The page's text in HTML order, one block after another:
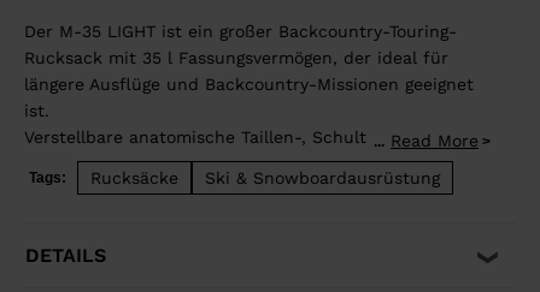
Der M-35 LIGHT ist ein großer Backcountry-Touring-
Rucksack mit 35 l Fassungsvermögen, der ideal für
längere Ausflüge und Backcountry-Missionen geeignet
ist.
Verstellbare anatomische Taillen-, Schulter- und
Brustgurte sowie Rückenverstärkungen aus
Schaumstoff sorgen für eine komfortable, gute
... Read More
Tags: Rucksäcke Ski & Snowboardausrüstung
DETAILS